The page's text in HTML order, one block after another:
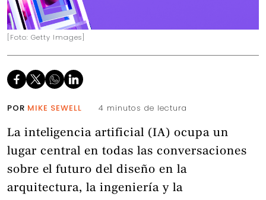
[Foto: Getty Images]
POR MIKE SEWELL 4 minutos de lectura
La inteligencia artificial (IA) ocupa un
lugar central en todas las conversaciones
sobre el futuro del diseño en la
arquitectura, la ingeniería y la